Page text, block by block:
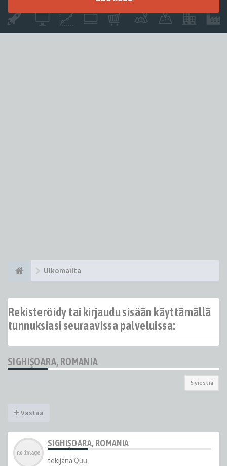
Ulkomailta
Rekisteröidy tai kirjaudu sisään käyttämällä
tunnuksiasi seuraavissa palveluissa:
SIGHIŞOARA, ROMANIA
5 viestiä
Vastaa
SIGHIŞOARA, ROMANIA
tekijänä Quu